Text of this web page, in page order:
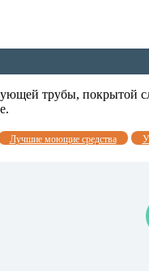
трубы, покрытой
Лучшие моющие средства